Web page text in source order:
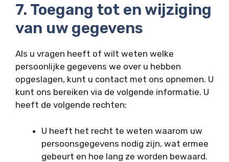
7. Toegang tot en wijziging
van uw gegevens
Als u vragen heeft of wilt weten welke
persoonlijke gegevens we over u hebben
opgeslagen, kunt u contact met ons opnemen. U
kunt ons bereiken via de volgende informatie. U
heeft de volgende rechten:
U heeft het recht te weten waarom uw
persoonsgegevens nodig zijn, wat ermee
gebeurt en hoe lang ze worden bewaard.